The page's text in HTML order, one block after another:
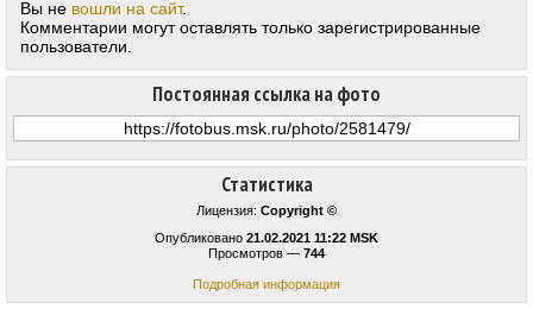
Статистика
Лицензия: Copyright ©
Опубликовано 21.02.2021 11:22 MSK
Просмотров — 744
Подробная информация
Постоянная ссылка на фото
Вы не вошли на сайт.
Комментарии могут оставлять только зарегистрированные
пользователи.